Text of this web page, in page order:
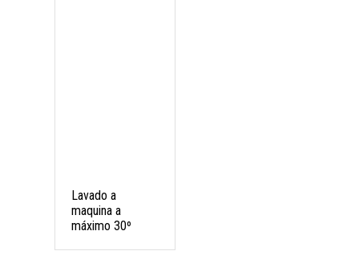
Lavado a
maquina a
máximo 30º